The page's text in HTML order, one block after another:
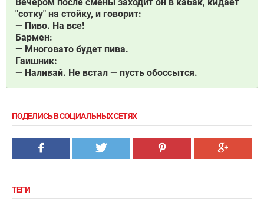
"сотку" на стойку, и говорит:
— Пиво. На все!
Бармен:
— Многовато будет пива.
Гаишник:
— Наливай. Не встал — пусть обоссытся.
ПОДЕЛИСЬ В СОЦИАЛЬНЫХ СЕТЯХ
ТЕГИ